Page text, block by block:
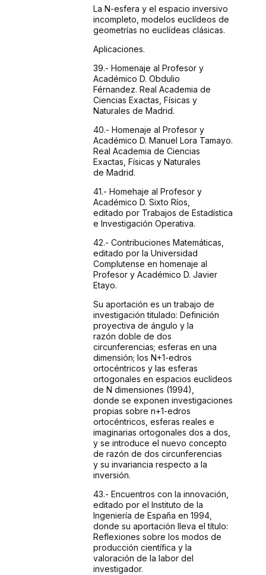
La N-esfera y el espacio inversivo
incompleto, modelos euclídeos de
geometrías no euclídeas clásicas.
Aplicaciones.
39.- Homenaje al Profesor y
Académico D. Obdulio
Férnandez. Real Academia de
Ciencias Exactas, Físicas y
Naturales de Madrid.
40.- Homenaje al Profesor y
Académico D. Manuel Lora Tamayo.
Real Academia de Ciencias
Exactas, Físicas y Naturales
de Madrid.
41.- Homehaje al Profesor y
Académico D. Sixto Ríos,
editado por Trabajos de Estadística
e Investigación Operativa.
42.- Contribuciones Matemáticas,
editado por la Universidad
Complutense en homenaje al
Profesor y Académico D. Javier
Etayo.
Su aportación es un trabajo de
investigacióntitulado: Definición
proyectiva de ángulo y la
razón doble de dos
circunferencias; esferas en una
dimensión; los N+1-edros
ortocéntricos y las esferas
ortogonales en espacios euclídeos
de N dimensiones (1994),
donde se exponen investigaciones
propias sobre n+1-edros
ortocéntricos, esferas reales e
imaginarias ortogonales dos a dos,
y se introduce el nuevo concepto
de razón de dos circunferencias
y su invariancia respecto a la
inversión.
43.- Encuentros con la innovación,
editado por el Instituto de la
Ingeniería de España en 1994,
donde su aportación lleva el título:
Reflexiones sobre los modos de
producción científica y la
valoración de la labor del
investigador.